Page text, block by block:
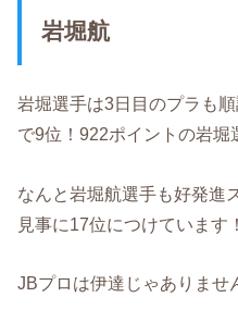
岩堀航
岩堀選手は3日目のプラも
で9位！922ポイントの岩堀
なんと岩堀航選手も好発進
見事に17位につけています！
JBプロは伊達じゃありませ